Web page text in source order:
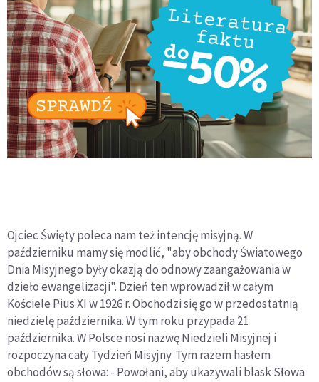
Ojciec Święty poleca nam też intencję misyjną. W
październiku mamy się modlić, "aby obchody Światowego
Dnia Misyjnego były okazją do odnowy zaangażowania w
dzieło ewangelizacji". Dzień ten wprowadził w całym
Kościele Pius XI w 1926 r. Obchodzi się go w przedostatnią
niedzielę października. W tym roku przypada 21
października. W Polsce nosi nazwę Niedzieli Misyjnej i
rozpoczyna cały Tydzień Misyjny. Tym razem hasłem
obchodów są słowa: - Powołani, aby ukazywali blask Słowa